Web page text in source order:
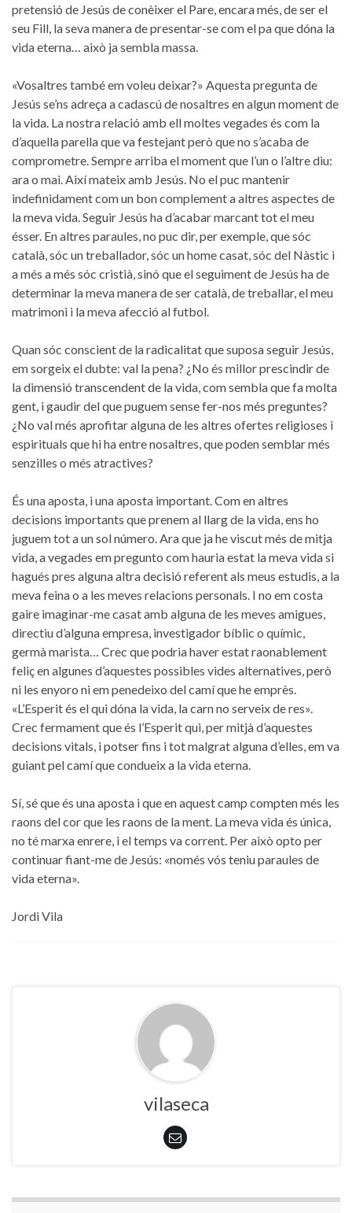
pretensió de Jesús de conèixer el Pare, encara més, de ser el
seu Fill, la seva manera de presentar-se com el pa que dóna la
vida eterna… això ja sembla massa.
«Vosaltres també em voleu deixar?» Aquesta pregunta de
Jesús se’ns adreça a cadascú de nosaltres en algun moment de
la vida. La nostra relació amb ell moltes vegades és com la
d’aquella parella que va festejant però que no s’acaba de
comprometre. Sempre arriba el moment que l’un o l’altre diu:
ara o mai. Així mateix amb Jesús. No el puc mantenir
indefinidament com un bon complement a altres aspectes de
la meva vida. Seguir Jesús ha d’acabar marcant tot el meu
ésser. En altres paraules, no puc dir, per exemple, que sóc
català, sóc un treballador, sóc un home casat, sóc del Nàstic i
a més a més sóc cristià, sinó que el seguiment de Jesús ha de
determinar la meva manera de ser català, de treballar, el meu
matrimoni i la meva afecció al futbol.
Quan sóc conscient de la radicalitat que suposa seguir Jesús,
em sorgeix el dubte: val la pena? ¿No és millor prescindir de
la dimensió transcendent de la vida, com sembla que fa molta
gent, i gaudir del que puguem sense fer-nos més preguntes?
¿No val més aprofitar alguna de les altres ofertes religioses i
espirituals que hi ha entre nosaltres, que poden semblar més
senzilles o més atractives?
És una aposta, i una aposta important. Com en altres
decisions importants que prenem al llarg de la vida, ens ho
juguem tot a un sol número. Ara que ja he viscut més de mitja
vida, a vegades em pregunto com hauria estat la meva vida si
hagués pres alguna altra decisió referent als meus estudis, a la
meva feina o a les meves relacions personals. I no em costa
gaire imaginar-me casat amb alguna de les meves amigues,
directiu d’alguna empresa, investigador bíblic o químic,
germà marista… Crec que podria haver estat raonablement
feliç en algunes d’aquestes possibles vides alternatives, però
ni les enyoro ni em penedeixo del camí que he emprès.
«L’Esperit és el qui dóna la vida, la carn no serveix de res».
Crec fermament que és l’Esperit qui, per mitjà d’aquestes
decisions vitals, i potser fins i tot malgrat alguna d’elles, em va
guiant pel camí que condueix a la vida eterna.
Sí, sé que és una aposta i que en aquest camp compten més les
raons del cor que les raons de la ment. La meva vida és única,
no té marxa enrere, i el temps va corrent. Per això opto per
continuar fiant-me de Jesús: «només vós teniu paraules de
vida eterna».
Jordi Vila
vilaseca